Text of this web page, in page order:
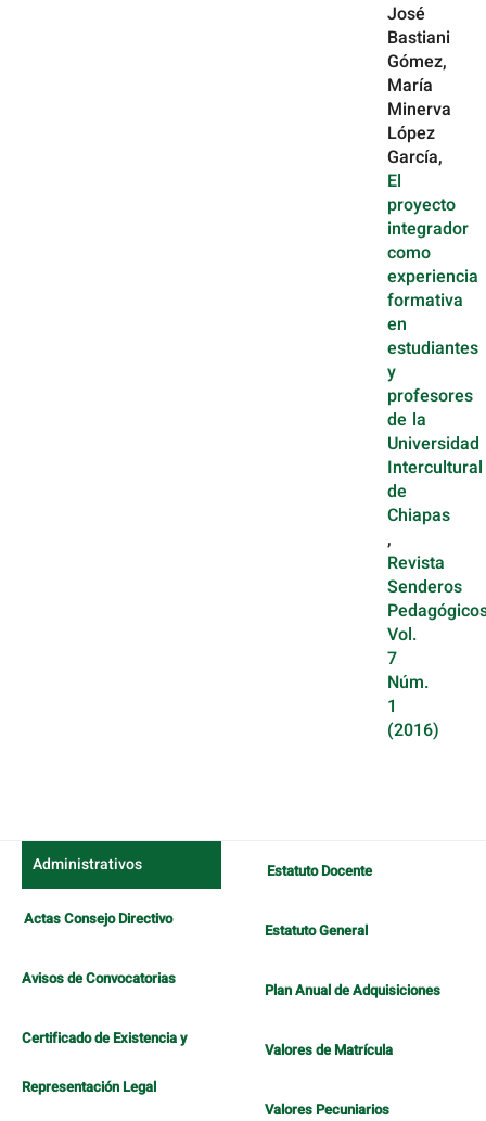
José
Bastiani
Gómez,
María
Minerva
López
García,
El
proyecto
integrador
como
experiencia
formativa
en
estudiantes
y
profesores
de la
Universidad
Intercultural
de
Chiapas
,
Revista
Senderos
Vol.
7
Núm.
1
(2016)
Administrativos
Actas Consejo Directivo
Avisos de Convocatorias
Certificado de Existencia y
Representación Legal
Estatuto Docente
Estatuto General
Plan Anual de Adquisiciones
Valores de Matrícula
Valores Pecuniarios